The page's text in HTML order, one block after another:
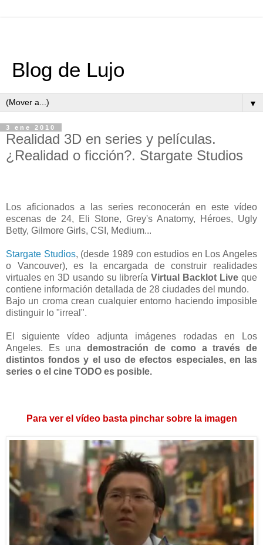
Blog de Lujo
▼
3 ene 2010
Realidad 3D en series y películas.
¿Realidad o ficción?. Stargate Studios
Los aficionados a las series reconocerán en este vídeo
escenas de 24, Eli Stone, Grey's Anatomy, Héroes, Ugly
Betty, Gilmore Girls, CSI, Medium...
Stargate Studios, (desde 1989 con estudios en Los Angeles
o Vancouver), es la encargada de construir realidades
virtuales en 3D usando su libreríaVirtual Backlot Live que
contiene información detallada de 28 ciudades del mundo.
Bajo un croma crean cualquier entorno haciendo imposible
distinguir lo "irreal".
El siguiente vídeo adjunta imágenes rodadas en Los
Angeles. Es una demostración de como a través de
distintos fondos y el uso de efectos especiales, en las
series o el cine TODO es posible.
Para ver el vídeo basta pinchar sobre la imagen